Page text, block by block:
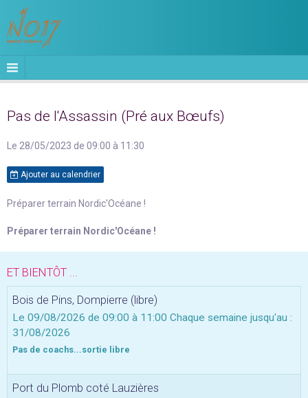
Pas de l'Assassin (Pré aux Bœufs)
Le 28/05/2023 de 09:00 à 11:30
Ajouter au calendrier
Préparer terrain Nordic'Océane !
Préparer terrain Nordic'Océane !
ET BIENTÔT ...
Bois de Pins, Dompierre (libre)
Le 09/08/2026 de 09:00 à 11:00 Chaque semaine jusqu'au :
31/08/2026
Pas de coachs...sortie libre
Port du Plomb coté Lauzières